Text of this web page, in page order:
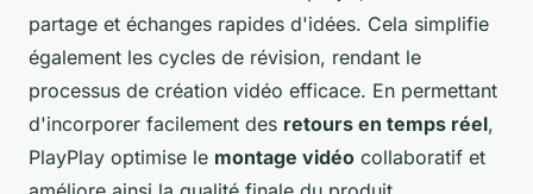
partage et échanges rapides d'idées. Cela simplifie
également les cycles de révision, rendant le
processus de création vidéo efficace. En permettant
d'incorporer facilement des retours en temps réel,
PlayPlay optimise le montage vidéo collaboratif et